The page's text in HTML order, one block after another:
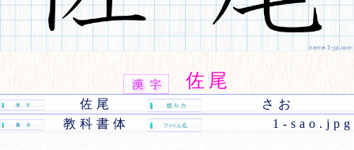
佐尾
佐尾
さお
教科書体
1-sao.jpg